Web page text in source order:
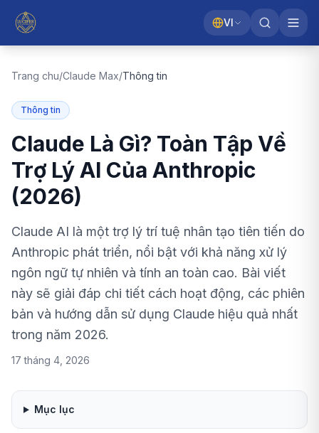
VI
Trang chu/Claude Max/Thông tin
Thông tin
Claude Là Gì? Toàn Tập Về
Trợ Lý AI Của Anthropic
(2026)
Claude AI là một trợ lý trí tuệ nhân tạo tiên tiến do
Anthropic phát triển, nổi bật với khả năng xử lý
ngôn ngữ tự nhiên và tính an toàn cao. Bài viết
này sẽ giải đáp chi tiết cách hoạt động, các phiên
bản và hướng dẫn sử dụng Claude hiệu quả nhất
trong năm 2026.
17 tháng 4, 2026
Mục lục